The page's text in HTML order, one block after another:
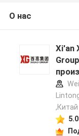
О нас
Xi'an
,Китай
5.0